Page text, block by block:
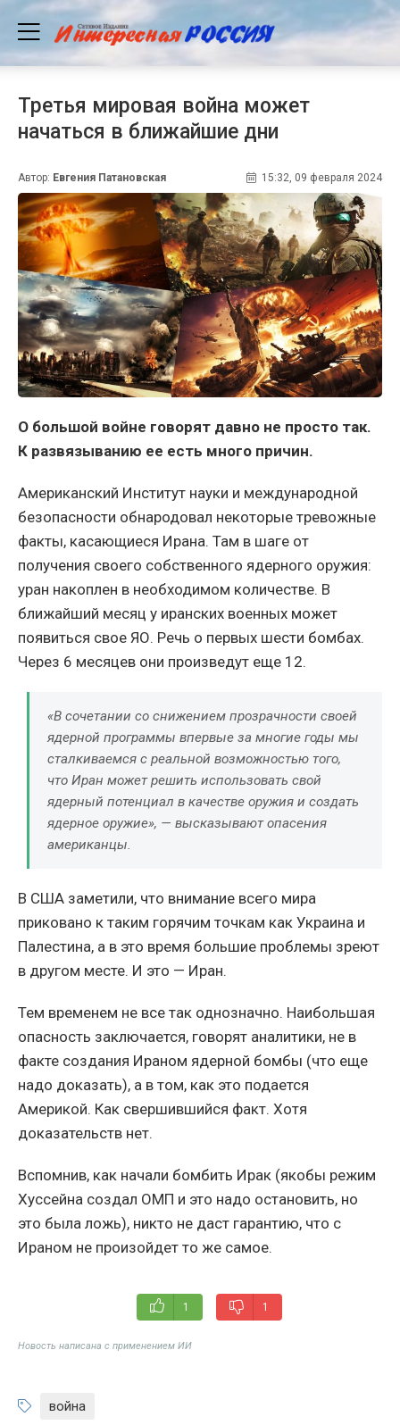
Третья мировая война может
начаться в ближайшие дни
Автор: Евгения Патановская 15:32, 09 февраля 2024
О большой войне говорят давно не просто так.
К развязыванию ее есть много причин.
Американский Институт науки и международной
безопасности обнародовал некоторые тревожные
факты, касающиеся Ирана. Там в шаге от
получения своего собственного ядерного оружия:
уран накоплен в необходимом количестве. В
ближайший месяц у иранских военных может
появиться свое ЯО. Речь о первых шести бомбах.
Через 6 месяцев они произведут еще 12.
«В сочетании со снижением прозрачности своей
ядерной программы впервые за многие годы мы
сталкиваемся с реальной возможностью того,
что Иран может решить использовать свой
ядерный потенциал в качестве оружия и создать
ядерное оружие», — высказывают опасения
американцы.
В США заметили, что внимание всего мира
приковано к таким горячим точкам как Украина и
Палестина, а в это время большие проблемы зреют
в другом месте. И это — Иран.
Тем временем не все так однозначно. Наибольшая
опасность заключается, говорят аналитики, не в
факте создания Ираном ядерной бомбы (что еще
надо доказать), а в том, как это подается
Америкой. Как свершившийся факт. Хотя
доказательств нет.
Вспомнив, как начали бомбить Ирак (якобы режим
Хуссейна создал ОМП и это надо остановить, но
это была ложь), никто не даст гарантию, что с
Ираном не произойдет то же самое.
1 1
Новость написана с применением ИИ
война